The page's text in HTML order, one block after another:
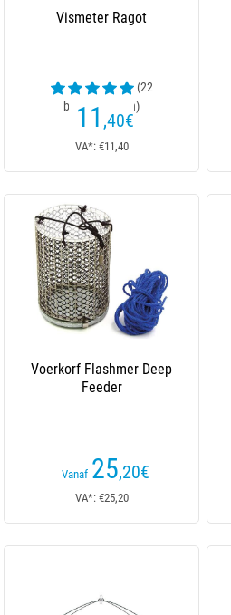
Vismeter Ragot
(22
beoordelingen)
11 ,40€
VA*: €11,40
Voerkorf Flashmer Deep
Feeder
Vanaf 25,20€
VA*: €25,20